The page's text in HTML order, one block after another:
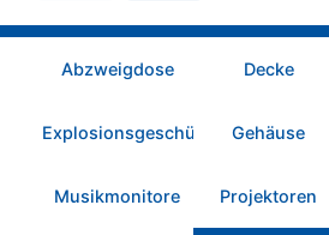
Abzweigdose Decke
Explosionsgeschützt Gehäuse
Musikmonitore Projektoren